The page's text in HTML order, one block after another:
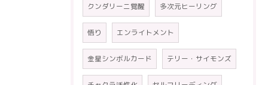
クンダリーニ覚醒 多次元ヒーリング
悟り エンライトメント
金星シンボルカード テリー・サイモンズ